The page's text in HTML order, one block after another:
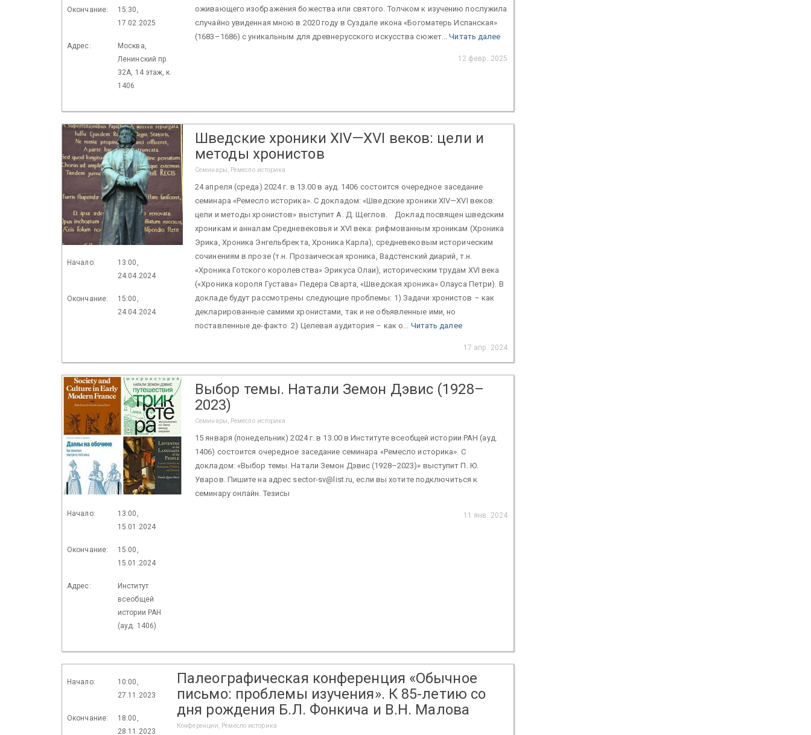
Окончание:
15:30,
17.02.2025
Адрес:
Москва,
Ленинский пр.
32А, 14 этаж, к.
1406
оживающего изображения божества или святого. Толчком к изучению послужила
случайно увиденная мною в 2020 году в Суздале икона «Богоматерь Испанская»
(1683–1686) с уникальным для древнерусского искусства сюжет...Читать далее
12 февр. 2025
Начало:
13:00,
24.04.2024
Окончание:
15:00,
24.04.2024
Шведские хроники XIV—XVI веков: цели и
методы хронистов
Семинары, Ремесло историка
24 апреля (среда) 2024 г. в 13.00 в ауд. 1406 состоится очередное заседание
семинара «Ремесло историка». С докладом: «Шведские хроники XIV—XVI веков:
цели и методы хронистов» выступит А. Д. Щеглов. Доклад посвящен шведским
хроникам и анналам Средневековья и XVI века: рифмованным хроникам (Хроника
Эрика, Хроника Энгельбректа, Хроника Карла), средневековым историческим
сочинениям в прозе (т.н. Прозаическая хроника, Вадстенский диарий, т.н.
«Хроника Готского королевства» Эрикуса Олаи), историческим трудам XVI века
(«Хроника короля Густава» Педера Сварта, «Шведская хроника» Олауса Петри). В
докладе будут рассмотрены следующие проблемы: 1) Задачи хронистов – как
декларированные самими хронистами, так и не объявленные ими, но
поставленные де-факто. 2) Целевая аудитория – как о... Читать далее
17 апр. 2024
Начало:
13:00,
15.01.2024
Окончание:
15:00,
15.01.2024
Адрес:
Институт
всеобщей
истории РАН
(ауд. 1406)
Выбор темы. Натали Земон Дэвис (1928–
2023)
Семинары, Ремесло историка
15 января (понедельник) 2024 г. в 13.00 в Институте всеобщей истории РАН (ауд.
1406) состоится очередное заседание семинара «Ремесло историка». С
докладом: «Выбор темы. Натали Земон Дэвис (1928–2023)» выступит П. Ю.
Уваров. Пишите на адрес sector-sv@list.ru, если вы хотите подключиться к
семинару онлайн. Тезисы
11 янв. 2024
Начало:
10:00,
27.11.2023
Окончание:
18:00,
28.11.2023
Палеографическая конференция «Обычное
письмо: проблемы изучения». К 85-летию со
дня рождения Б.Л. Фонкича и В.Н. Малова
Конференции, Ремесло историка